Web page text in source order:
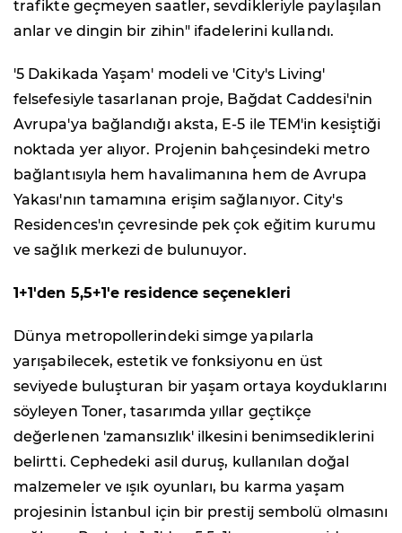
trafikte geçmeyen saatler, sevdikleriyle paylaşılan
anlar ve dingin bir zihin" ifadelerini kullandı.
'5 Dakikada Yaşam' modeli ve 'City's Living'
felsefesiyle tasarlanan proje, Bağdat Caddesi'nin
Avrupa'ya bağlandığı aksta, E-5 ile TEM'in kesiştiği
noktada yer alıyor. Projenin bahçesindeki metro
bağlantısıyla hem havalimanına hem de Avrupa
Yakası'nın tamamına erişim sağlanıyor. City's
Residences'ın çevresinde pek çok eğitim kurumu
ve sağlık merkezi de bulunuyor.
1+1'den 5,5+1'e residence seçenekleri
Dünya metropollerindeki simge yapılarla
yarışabilecek, estetik ve fonksiyonu en üst
seviyede buluşturan bir yaşam ortaya koyduklarını
söyleyen Toner, tasarımda yıllar geçtikçe
değerlenen 'zamansızlık' ilkesini benimsediklerini
belirtti. Cephedeki asil duruş, kullanılan doğal
malzemeler ve ışık oyunları, bu karma yaşam
projesinin İstanbul için bir prestij sembolü olmasını